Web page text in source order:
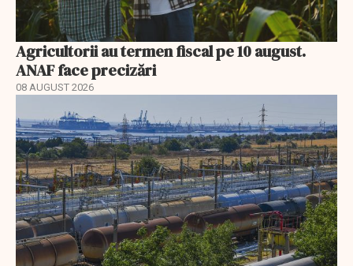
Agricultorii au termen fiscal pe 10 august.
ANAF face precizări
08 AUGUST 2026